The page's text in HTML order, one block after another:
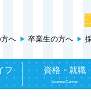
へ 卒業生の方へ
フ 資格・就職
License,Carrier